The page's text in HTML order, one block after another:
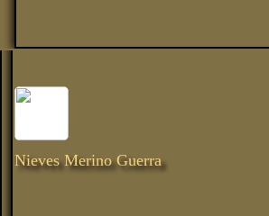
Nieves Merino Guerra